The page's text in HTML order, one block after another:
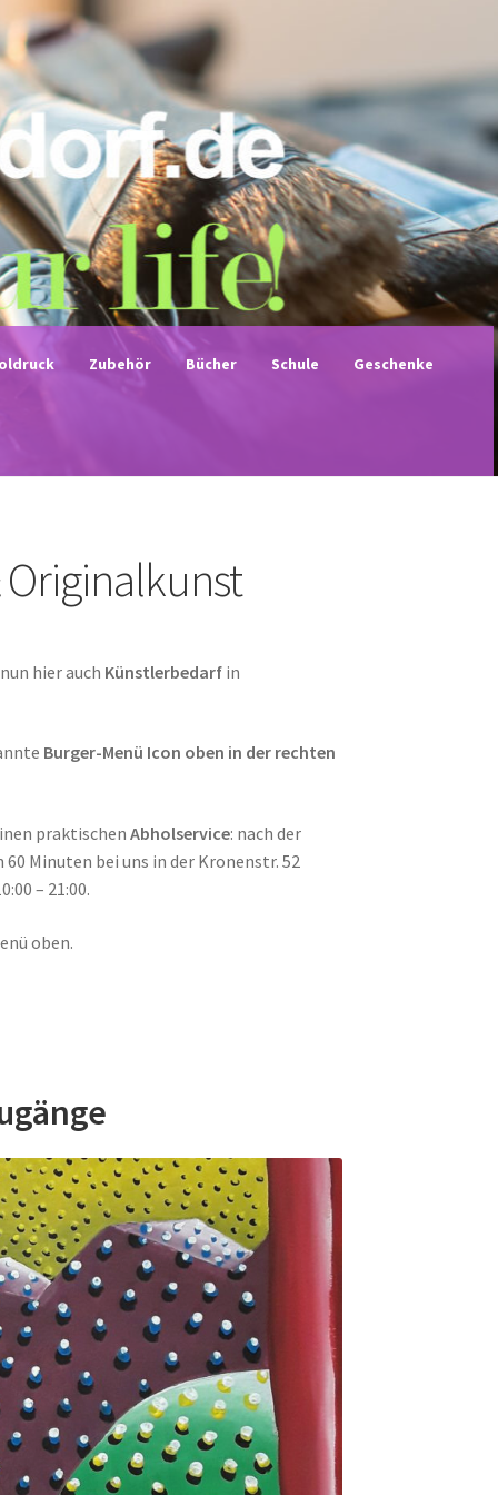
Zubehör Bücher Schule Geschenke
hier auch Künstlerbedarfin
Burger-Menü Icon oben in der rechten
praktischen Abholservice: nach der
Minuten bei uns in der Kronenstr. 52
– 21:00.
oben.